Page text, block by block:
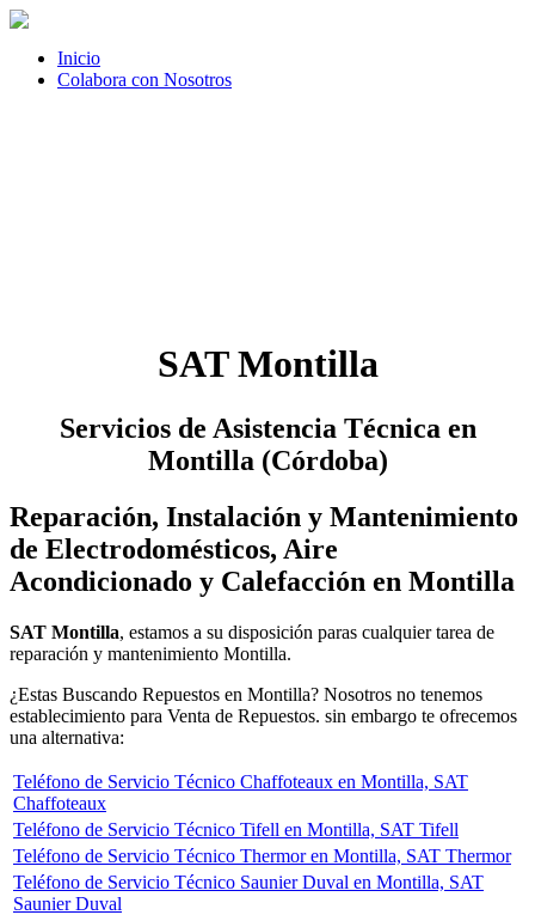
Inicio
Colabora con Nosotros
SAT Montilla
Servicios de Asistencia Técnica en
Montilla (Córdoba)
Reparación, Instalación y Mantenimiento
de Electrodomésticos, Aire
Acondicionado y Calefacción en Montilla
SAT Montilla, estamos a su disposición paras cualquier tarea de
reparación y mantenimiento Montilla.
¿Estas Buscando Repuestos en Montilla? Nosotros no tenemos
establecimiento para Venta de Repuestos. sin embargo te ofrecemos
una alternativa:
Teléfono de Servicio Técnico Chaffoteaux en Montilla, SAT
Chaffoteaux
Teléfono de Servicio Técnico Tifell en Montilla, SAT Tifell
Teléfono de Servicio Técnico Thermor en Montilla, SAT Thermor
Teléfono de Servicio Técnico Saunier Duval en Montilla, SAT
Saunier Duval